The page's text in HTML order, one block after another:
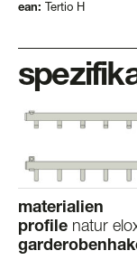
ean:
Tertio H
materialien
profile natur